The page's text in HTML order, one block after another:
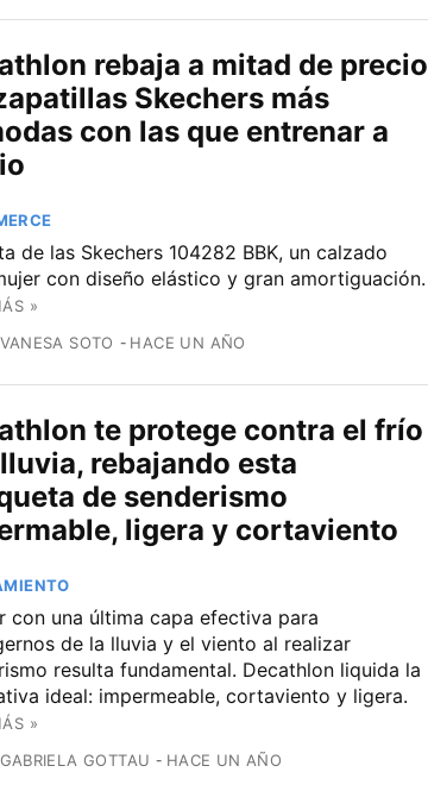
rebaja a mitad de precio
Skechers más
con las que entrenar a
de las Skechers 104282 BBK, un calzado
con diseño elástico y gran amortiguación.
»
VANESA SOTO HACE UN AÑO
te protege contra el frío
rebajando esta
de senderismo
ligera y cortaviento
con una última capa efectiva para
de la lluvia y el viento al realizar
resulta fundamental. Decathlon liquida la
ideal: impermeable, cortaviento y ligera.
»
GABRIELA GOTTAU HACE UN AÑO